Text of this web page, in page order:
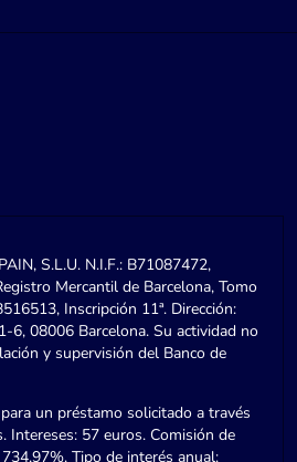
S.L.U. N.I.F.: B71087472,
Mercantil de Barcelona, Tomo
Inscripción 11ª. Dirección:
6, 08006 Barcelona. Su actividad no
y supervisión del Banco de
un préstamo solicitado a través
Intereses: 57 euros. Comisión de
Tipo de interés anual: